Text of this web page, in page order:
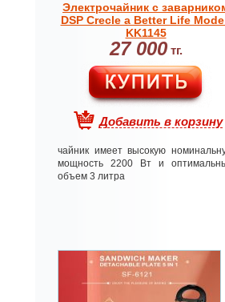
Электрочайник с
DSP Crecle a Better Life
KK1145
27 000тг.
Добавить в корзину
чайник имеет высокую
мощность 2200 Вт и
объем 3 литра